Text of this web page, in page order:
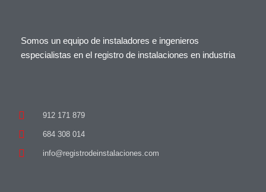
Somos un equipo de instaladores e ingenieros
especialistas en el registro de instalaciones en industria
912 171 879
684 308 014
info@registrodeinstalaciones.com